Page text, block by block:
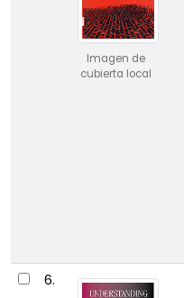
Imagen de
cubierta local
6.